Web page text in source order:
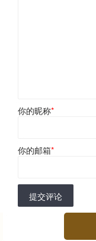
你的昵称*
你的邮箱*
提交评论